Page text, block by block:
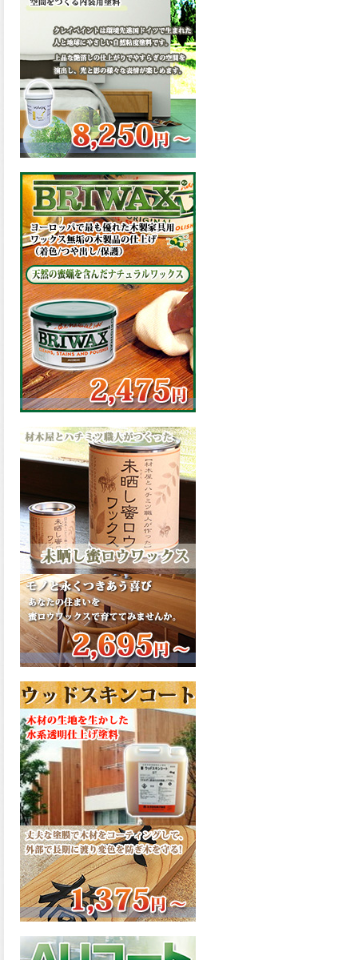
プレミアムルーフシリコンが
新しく販売開始致しました。
ご購入はこちらから。
2026.03.12
無機顔料の表面を高緻密ダブ
ルシールド層でガードするこ
とにより、ラジカルの発生を
抑制、エスケープレミアムル
ーフSiが新しく販売開始致し
ました。ご購入はこちらか
ら。
2026.03.11
緻密で強靭な無機系塗膜と、
汚れを降雨で洗い流す親水性
の表面効果により優れた低汚
染性を発揮、エスケープレミ
アム無機ルーフが新しく販売
開始致しました。ご購入はこ
ちらから。
2026.03.09
ハケ塗りでの伸びが良く作業
性と仕上がりに優れた合成樹
脂調合ペイント、SDホルスF4
が新しく販売開始致しまし
た。ご購入はこちらから。
2026.03.06
ファインウレタンの使いやす
さで、低汚染形。塗料用シン
ナーで希釈できる、使いやす
さを追求したウレタン樹脂エ
ナメル、低汚染形ファインウ
レタンU100が新しく販売開始
致しました。ご購入はこちら
から。
2026.03.05
ファインウレタンの使いやす
さで、弾性形。塗料用シンナ
ーで希釈できる、使いやすさ
を追求したウレタン樹脂エナ
メル、弾性ファインウレタン
した。ご購入はこちらから。
2026.03.04
長年ご愛顧いただいている
「ラッカー塗料」に抗ウイル
ス機能を追加しバージョンア
ップ、UAV-78700 クリヤーラ
ッカー・ハイフラットが新し
く販売開始致しました。ご購
入はこちらから。
2026.03.03
木の素材感はそのまま活か
し、汚れや日焼け・黄ばみを
防ぐことができる、白木肌2が
新しく販売開始致しました。
2026.03.03